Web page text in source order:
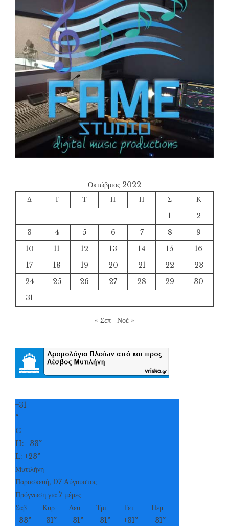
Οκτώβριος 2022
Δ
Τ Τ Π Π Σ
Κ
1
2
3
4 5 6 7 8
9
10
11 12 13 14 15
16
17
18 19 20 21 22
23
24
25 26 27 28 29
30
31
« Σεπ Νοέ »
+31
°
C
H: +33°
L: +23°
Μυτιλήνη
Παρασκευή, 07 Αύγουστος
Πρόγνωση για 7 μέρες
Σαβ
Κυρ Δευ Τρι Τετ
Πεμ
+33° +31° +31° +31° +31° +31°